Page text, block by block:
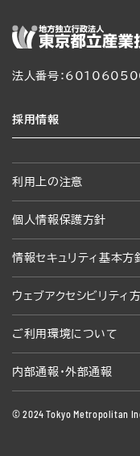
法人番号：
採用情報
利用上の注意
個人情報保護方針
情報セキュリティ基本方
ウェブアクセシビリティ
ご利用環境について
内部通報・外部通報
© 2024 Tokyo Metropolitan